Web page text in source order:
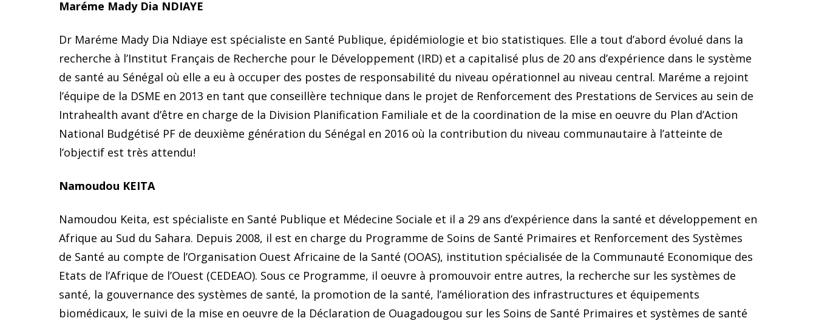
Maréme Mady Dia NDIAYE
Dr Maréme Mady Dia Ndiaye est spécialiste en Santé Publique, épidémiologie et bio statistiques. Elle a tout d’abord évolué dans la
recherche à l’Institut Français de Recherche pour le Développement (IRD) et a capitalisé plus de 20 ans d’expérience dans le système
de santé au Sénégal où elle a eu à occuper des postes de responsabilité du niveau opérationnel au niveau central. Maréme a rejoint
l’équipe de la DSME en 2013 en tant que conseillère technique dans le projet de Renforcement des Prestations de Services au sein de
Intrahealth avant d’être en charge de la Division Planification Familiale et de la coordination de la mise en oeuvre du Plan d’Action
National Budgétisé PF de deuxième génération du Sénégal en 2016 où la contribution du niveau communautaire à l’atteinte de
l’objectif est très attendu!
Namoudou KEITA
Namoudou Keita, est spécialiste en Santé Publique et Médecine Sociale et il a 29 ans d’expérience dans la santé et développement en
Afrique au Sud du Sahara. Depuis 2008, il est en charge du Programme de Soins de Santé Primaires et Renforcement des Systèmes
de Santé au compte de l’Organisation Ouest Africaine de la Santé (OOAS), institution spécialisée de la Communauté Economique des
Etats de l’Afrique de l’Ouest (CEDEAO). Sous ce Programme, il oeuvre à promouvoir entre autres, la recherche sur les systèmes de
santé, la gouvernance des systèmes de santé, la promotion de la santé, l’amélioration des infrastructures et équipements
biomédicaux, le suivi de la mise en oeuvre de la Déclaration de Ouagadougou sur les Soins de Santé Primaires et systèmes de santé